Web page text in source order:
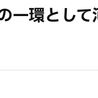
一環とし